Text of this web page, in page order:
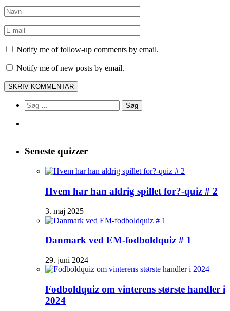
Notify me of follow-up comments by email.
Notify me of new posts by email.
Søg
efter:
Seneste quizzer
Hvem har han aldrig spillet for?-quiz # 2
3. maj 2025
Danmark ved EM-fodboldquiz # 1
29. juni 2024
Fodboldquiz om vinterens største handler i
2024